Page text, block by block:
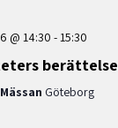
@ 14:30 -15:30
Göteborg